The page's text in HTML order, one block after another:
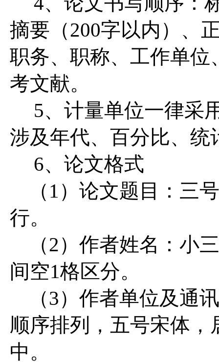
摘要（200字以内）、
职务、职称、工作单
考文献。
5、计量单位一律采
涉及年代、百分比、
6、论文格式
（1）论文题目：三
行。
（2）作者姓名：小
间空1格区分。
（3）作者单位及通
顺序排列，五号宋体
中。